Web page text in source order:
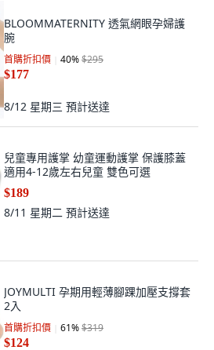
BLOOMMATERNITY 透氣網眼孕婦護
腕
首購折扣價 40%$295
$177
8/12 星期三 預計送達
兒童專用護掌 幼童運動護掌 保護膝蓋
適用4-12歲左右兒童 雙色可選
$189
8/11 星期二 預計送達
JOYMULTI 孕期用輕薄腳踝加壓支撐套
2入
首購折扣價 61%$319
$124